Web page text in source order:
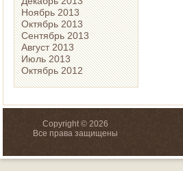
Ноябрь 2013
Октябрь 2013
Сентябрь 2013
Август 2013
Июль 2013
Октябрь 2012
Copyright © 2026
Все права защищены